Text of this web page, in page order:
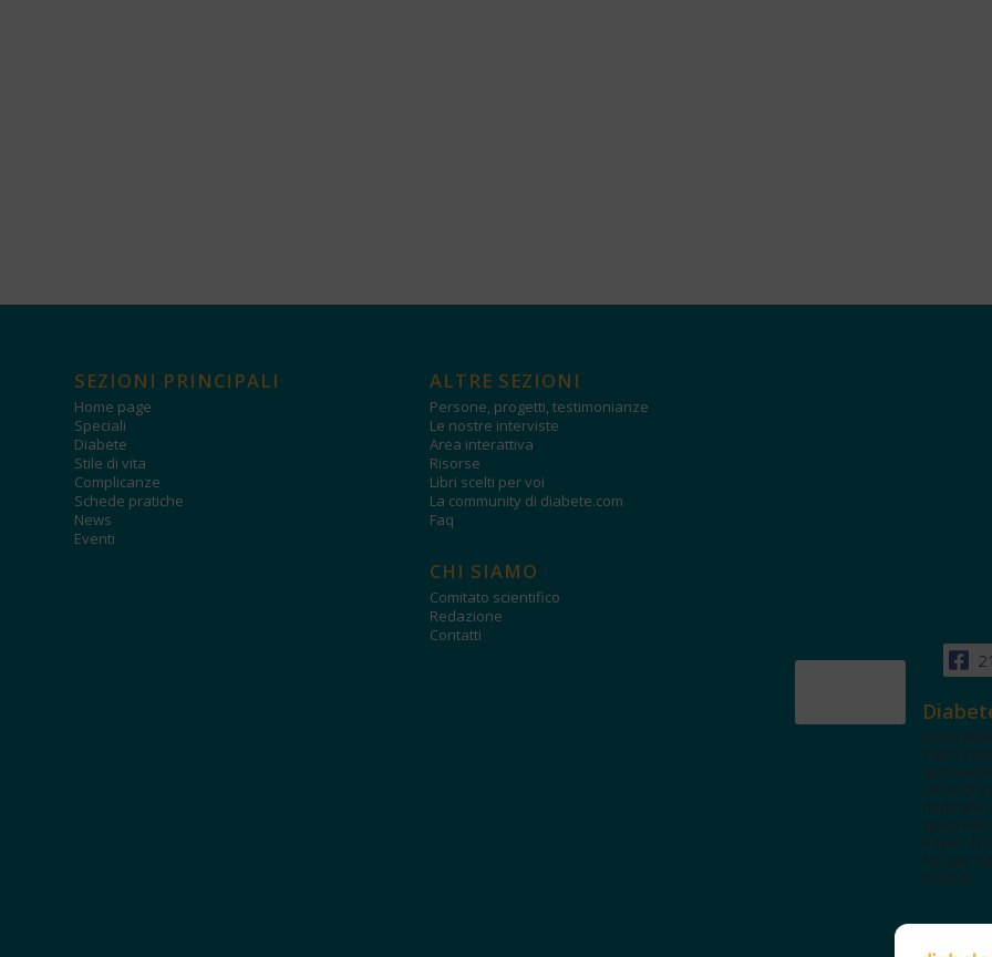
SEZIONI PRINCIPALI
Home page
Speciali
Diabete
Stile di vita
Complicanze
Schede pratiche
News
Eventi
ALTRE SEZIONI
Persone, progetti, testimonianze
Le nostre interviste
Area interattiva
Risorse
Libri scelti per voi
La community di diabete.com
Faq
CHI SIAMO
Comitato scientifico
Redazione
Contatti
Tanti
un'area
dedicata
spazi
e test.
NL per
novità!